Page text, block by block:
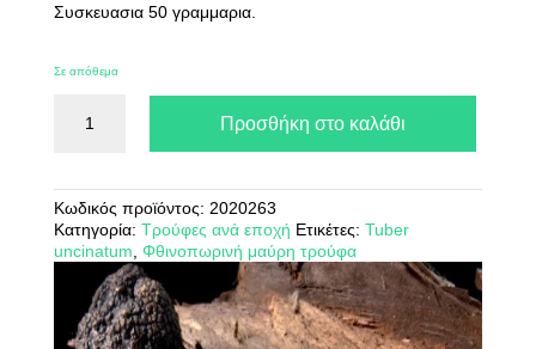
Συσκευασια 50 γραμμαρια.
Σε απόθεμα
φθινοπωρινη
uncinatum
ποσότητα
Προσθήκη στο καλάθι
Κωδικός προϊόντος: 2020263
Κατηγορία: Τρούφες ανά εποχή Ετικέτες: Tuber
uncinatum Φθινοπωρινή μαύρη τρούφα